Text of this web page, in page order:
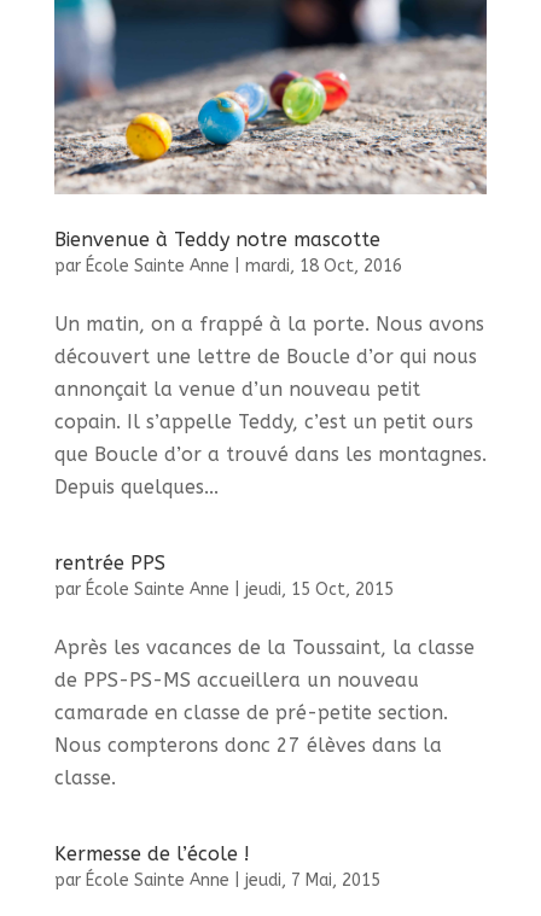
Bienvenue à Teddy notre mascotte
par École Sainte Anne mardi, 18 Oct, 2016
Un matin, on a frappé à la porte. Nous avons
découvert une lettre de Boucle d’or qui nous
annonçait la venue d’un nouveau petit
copain. Il s’appelle Teddy, c’est un petit ours
que Boucle d’or a trouvé dans les montagnes.
Depuis quelques...
rentrée PPS
par École Sainte Anne jeudi, 15 Oct, 2015
Après les vacances de la Toussaint, la classe
de PPS-PS-MS accueillera un nouveau
camarade en classe de pré-petite section.
Nous compterons donc 27 élèves dans la
classe.
Kermesse de l’école !
par École Sainte Anne jeudi, 7 Mai, 2015